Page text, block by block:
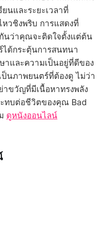
นและระยะเวลาที่
หวชิงพริบ การแสดงที่
นว่าคุณจะติดใจตั้งแต่ต้น
ด้กระตุ้นการสนทนา
าและความเป็นอยู่ที่ดีของ
ป็นภาพยนตร์ที่ต้องดู ไม่ว่า
ขวัญที่มีเนื้อหาทรงพลัง
ทบต่อชีวิตของคุณ Bad
ดูหนังออนไลน์